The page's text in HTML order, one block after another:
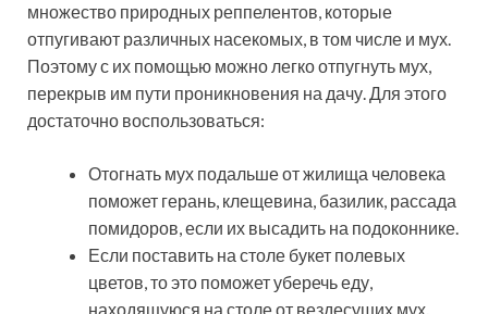
множество природных реппелентов, которые
отпугивают различных насекомых, в том числе и мух.
Поэтому с их помощью можно легко отпугнуть мух,
перекрыв им пути проникновения на дачу. Для этого
достаточно воспользоваться:
Отогнать мух подальше от жилища человека
поможет герань, клещевина, базилик, рассада
помидоров, если их высадить на подоконнике.
Если поставить на столе букет полевых
цветов, то это поможет уберечь еду,
находящуюся на столе от вездесущих мух.